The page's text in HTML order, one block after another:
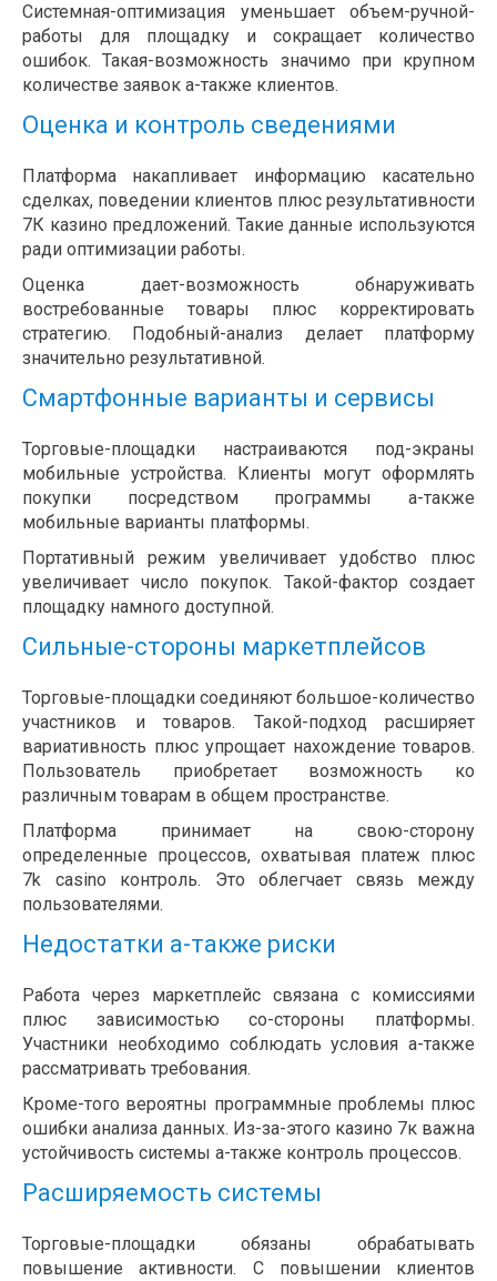
Системная-оптимизация уменьшает объем-ручной-
работы для площадку и сокращает количество
ошибок. Такая-возможность значимо при крупном
количестве заявок а-также клиентов.
Оценка и контроль сведениями
Платформа накапливает информацию касательно
сделках, поведении клиентов плюс результативности
7К казино предложений. Такие данные используются
ради оптимизации работы.
Оценка дает-возможность обнаруживать
востребованные товары плюс корректировать
стратегию. Подобный-анализ делает платформу
значительно результативной.
Смартфонные варианты и сервисы
Торговые-площадки настраиваются под-экраны
мобильные устройства. Клиенты могут оформлять
покупки посредством программы а-также
мобильные варианты платформы.
Портативный режим увеличивает удобство плюс
увеличивает число покупок. Такой-фактор создает
площадку намного доступной.
Сильные-стороны маркетплейсов
Торговые-площадки соединяют большое-количество
участников и товаров. Такой-подход расширяет
вариативность плюс упрощает нахождение товаров.
Пользователь приобретает возможность ко
различным товарам в общем пространстве.
Платформа принимает на свою-сторону
определенные процессов, охватывая платеж плюс
7k casino контроль. Это облегчает связь между
пользователями.
Недостатки а-также риски
Работа через маркетплейс связана с комиссиями
плюс зависимостью со-стороны платформы.
Участники необходимо соблюдать условия а-также
рассматривать требования.
Кроме-того вероятны программные проблемы плюс
ошибки анализа данных. Из-за-этого казино 7к важна
устойчивость системы а-также контроль процессов.
Расширяемость системы
Торговые-площадки обязаны обрабатывать
повышение активности. С повышении клиентов